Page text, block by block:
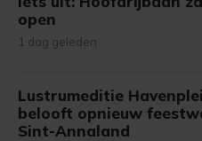
gemaakte keuze altijd
open
1 dag geleden
Lustrumeditie
belooft opnieuw
Sint-Annaland